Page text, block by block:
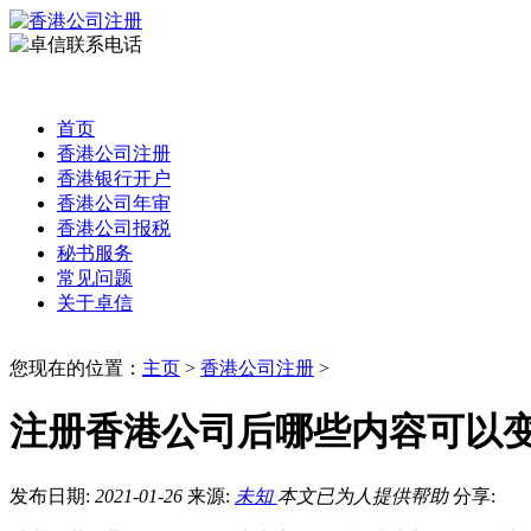
首页
香港公司注册
香港银行开户
香港公司年审
香港公司报税
秘书服务
常见问题
关于卓信
您现在的位置： 主页 > 香港公司注册 >
注册香港公司后哪些内容可以
发布日期: 2021-01-26 来源: 未知 本文已为人提供帮助 分享: